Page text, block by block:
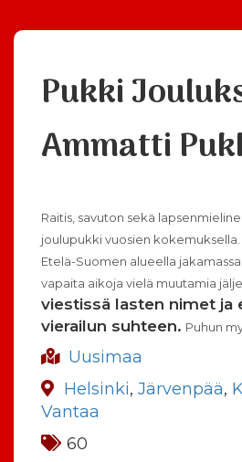
Pukki
Ammatti
Raitis, savuton sekä
joulupukki vuosien
Etelä-Suomen alueella
vapaita aikoja vielä muutamia
viestissä lasten nimet ja
vierailun suhteen. Puhun
Uusimaa
Helsinki, Järvenpää,
Vantaa
60